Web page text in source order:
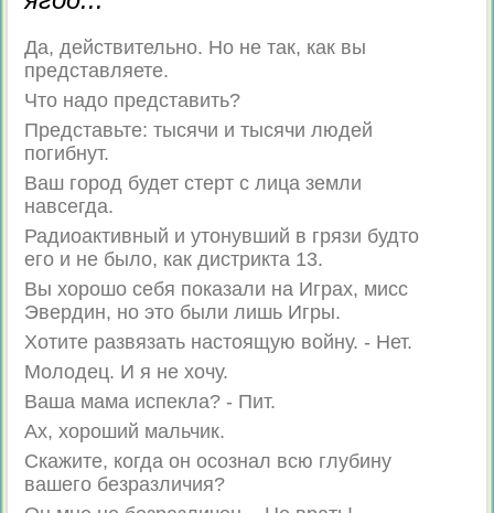
Да, действительно. Но не так, как вы
представляете.
Что надо представить?
Представьте: тысячи и тысячи людей
погибнут.
Ваш город будет стерт с лица земли
навсегда.
Радиоактивный и утонувший в грязи будто
его и не было, как дистрикта 13.
Вы хорошо себя показали на Играх, мисс
Эвердин, но это были лишь Игры.
Хотите развязать настоящую войну. - Нет.
Молодец. И я не хочу.
Ваша мама испекла? - Пит.
Ах, хороший мальчик.
Скажите, когда он осознал всю глубину
вашего безразличия?